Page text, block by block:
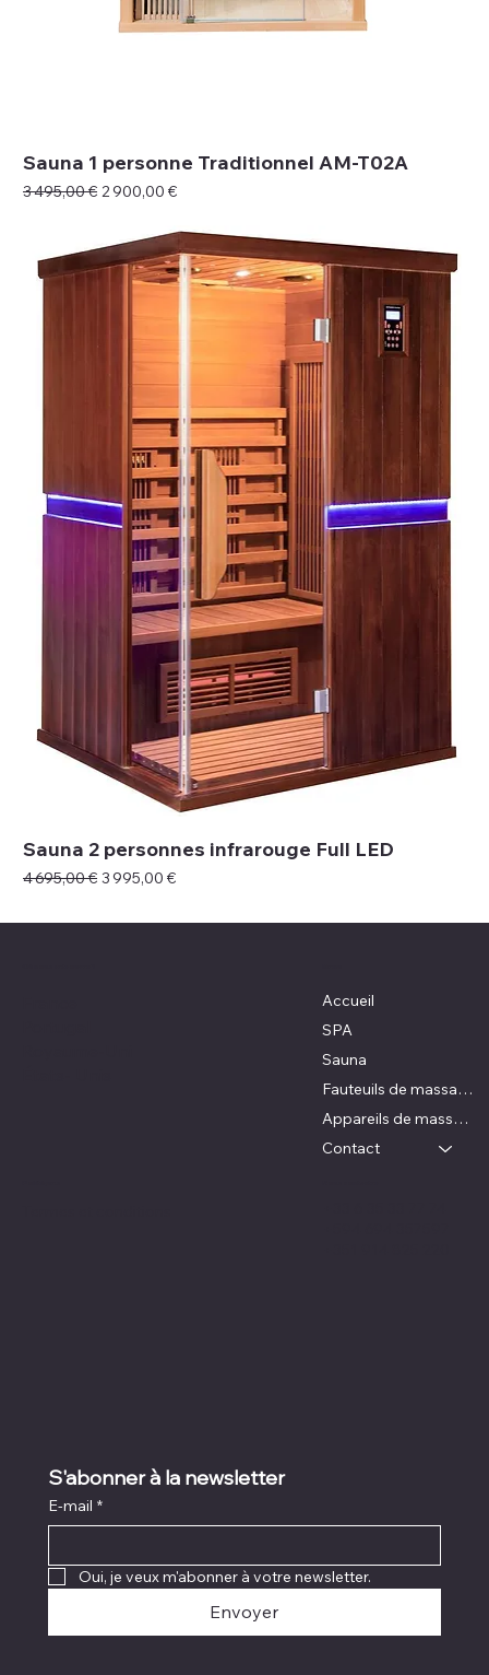
Sauna 1 personne Traditionnel AM-T02A
Prix original
3 495,00 € Prix promotionnel
2 900,00 €
Sauna 2 personnes infrarouge Full LED
Prix original
4 695,00 € Prix promotionnel
3 995,00 €
Accueil
SPA
Sauna
Fauteuils de massage
Appareils de massage
Contact
S'abonner à la newsletter
E-mail *
Oui, je veux m'abonner à votre newsletter.
Envoyer